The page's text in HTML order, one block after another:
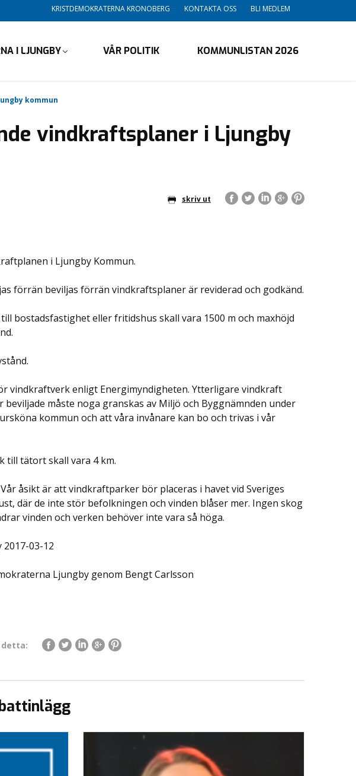
KRISTDEMOKRATERNA KRONOBERG KONTAKTA OSS BLI MEDLEM
I LJUNGBY VÅR POLITIK KOMMUNLISTAN 2026
kommun
vindkraftsplaner i Ljungby
skriv ut
i Ljungby Kommun.
förrän beviljas förrän vindkraftsplaner är reviderad och godkänd.
bostadsfastighet eller fritidshus skall vara 1500 m och maxhöjd
vindkraftverk enligt Energimyndigheten. Ytterligare vindkraft
måste noga granskas av Miljö och Byggnämnden under
kommun och att våra invånare kan bo och trivas i vår
till tätort skall vara 4 km.
åsikt är att vindkraftparker bör placeras i havet vid Sveriges
där de inte stör befolkningen och vinden blåser mer. Ingen skog
vinden och verken behöver inte vara så höga.
2017-03-12
Ljungby genom Bengt Carlsson
detta: